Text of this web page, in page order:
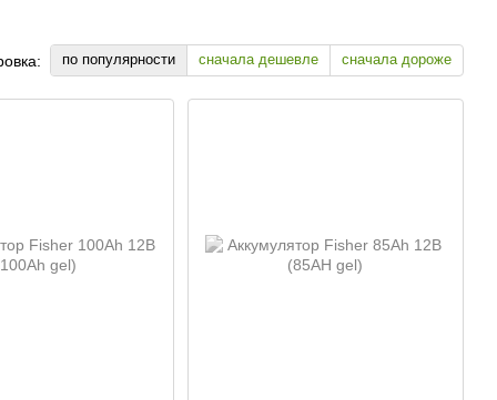
по популярности сначала дешевле сначала дороже